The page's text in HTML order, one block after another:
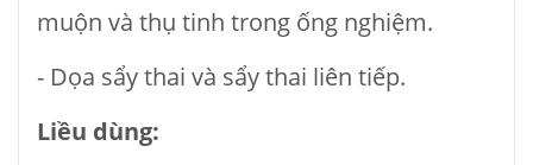
muộn và thụ tinh trong ống nghiệm.
- Dọa sẩy thai và sẩy thai liên tiếp.
Liều dùng: